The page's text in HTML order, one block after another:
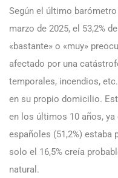
Según el último
marzo de 2025, el 53,2%
«bastante» o «muy»
afectado por una
temporales, incendios,
en su propio domicilio.
en los últimos 10 años, ya
españoles (51,2%) estaba
solo el 16,5% creía
natural.